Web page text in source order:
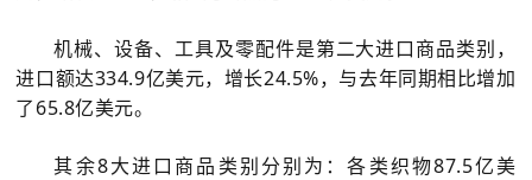
机械、设备、工具及零配件是第二大进口商品类别，
进口额达334.9亿美元，增长24.5%，与去年同期相比增加
了65.8亿美元。
其余8大进口商品类别分别为：各类织物87.5亿美